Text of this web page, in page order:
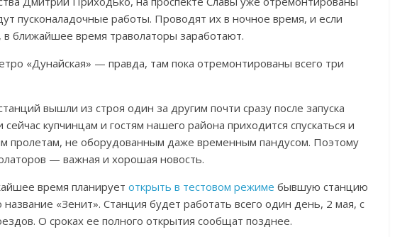
пусконаладочные работы. Проводят их в ночное время, и если
ближайшее время траволаторы заработают.
«Дунайская» — правда, там пока отремонтированы всего три
вышли из строя один за другим почти сразу после запуска
купчинцам и гостям нашего района приходится спускаться и
пролетам, не оборудованным даже временным пандусом. Поэтому
— важная и хорошая новость.
время планирует открыть в тестовом режиме бывшую станцию
«Зенит». Станция будет работать всего один день, 2 мая, с
О сроках ее полного открытия сообщат позднее.